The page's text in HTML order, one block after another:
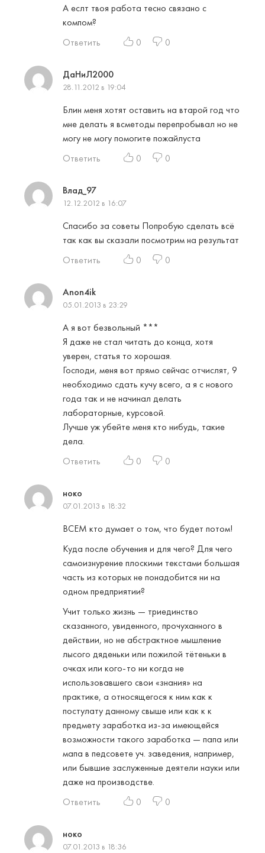
А еслт твоя работа тесно связано с
компом?
Ответить
0 0
ДаНиЛ2000
28.11.2012 в 19:04
Блин меня хотят оставить на втарой год что
мне делать я всметоды перепробывал но не
могу не могу помогите пожайлуста
Ответить
0 0
Влад_97
12.12.2012 в 16:07
Спасибо за советы Попробую сделать всё
так как вы сказали посмотрим на результат
Ответить
0 0
Anon4ik
05.01.2013 в 23:29
А я вот безвольный ***
Я даже не стал читать до конца, хотя
уверен, статья то хорошая.
Господи, меня вот прямо сейчас отчислят, 9
необходимо сдать кучу всего, а я с нового
года так и не начинал делать
лабораторные, курсовой.
Лучше уж убейте меня кто нибудь, такие
дела.
Ответить
0 0
ноко
07.01.2013 в 18:32
ВСЕМ кто думает о том, что будет потом!
Куда после обучения и для чего? Для чего
самоизнурение плоскими текстами большая
часть из которых не понадобится ни на
одном предприятии?
Учит только жизнь — триединство
сказанного, увиденного, прочуханного в
действии, но не абстрактное мышление
лысого дяденьки или пожилой тётеньки в
очках или кого-то ни когда не
использовавшего свои «знания» на
практике, а относящегося к ним как к
постулату данному свыше или как к к
предмету заработка из-за имеющейся
возможности такого заработка — папа или
мапа в педсовете уч. заведения, например,
или бывшие заслуженные деятели науки или
даже на производстве.
Ответить
0 0
ноко
07.01.2013 в 18:36